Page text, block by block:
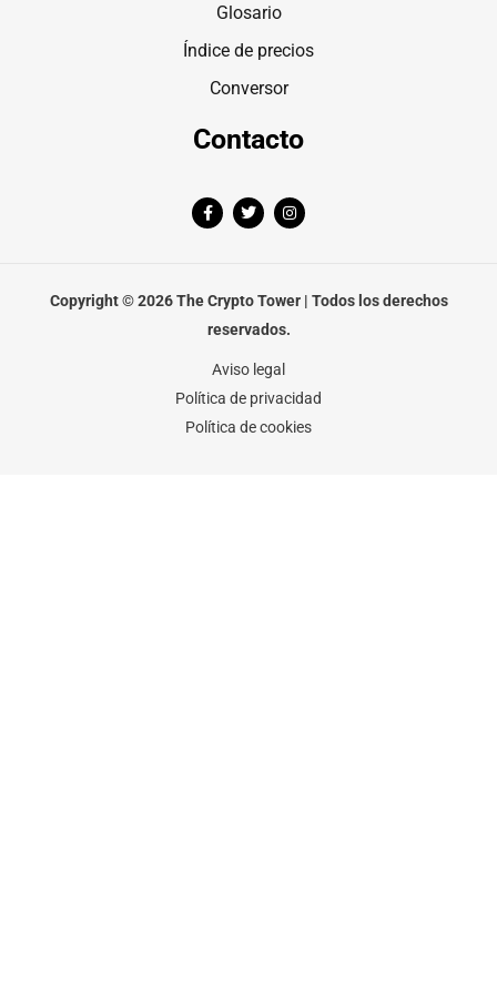
Glosario
Índice de precios
Conversor
Contacto
F
a
o
-
T
w
r
I
n
r
m
Copyright © 2026 The Crypto Tower | Todos los derechos
reservados.
Aviso legal
Política de privacidad
Política de cookies